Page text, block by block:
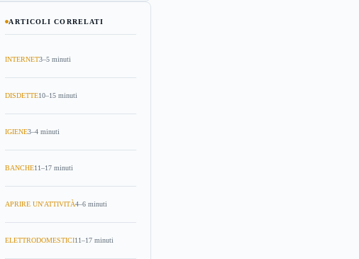
ARTICOLI CORRELATI
INTERNET3–5 minuti
DISDETTE10–15 minuti
IGIENE3–4 minuti
BANCHE11–17 minuti
APRIRE UN'ATTIVITÀ4–6 minuti
ELETTRODOMESTICI11–17 minuti